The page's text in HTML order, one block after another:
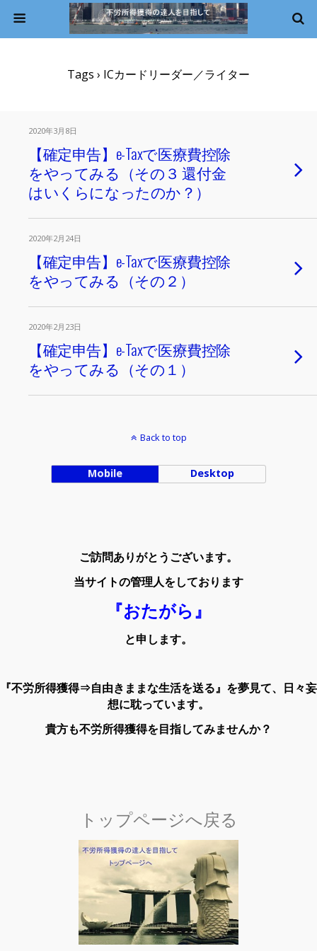
Tags › ICカードリーダー／ライター
2020年3月8日
【確定申告】e-Taxで医療費控除
をやってみる（その３ 還付金
はいくらになったのか？）
2020年2月24日
【確定申告】e-Taxで医療費控除
をやってみる（その２）
2020年2月23日
【確定申告】e-Taxで医療費控除
をやってみる（その１）
Back to top
Mobile Desktop
ご訪問ありがとうございます。
当サイトの管理人をしております
『おたがら』
と申します。
『不労所得獲得⇒自由きままな生活を送る』を夢見て、日々妄
想に耽っています。
貴方も不労所得獲得を目指してみませんか？
トップページへ戻る